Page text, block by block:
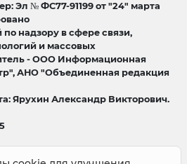
Эл № ФС77-91199 от "24" марта
надзору в сфере связи,
и массовых
- ООО Информационная
АНО "Объединенная редакция
Ярухин Александр Викторович.